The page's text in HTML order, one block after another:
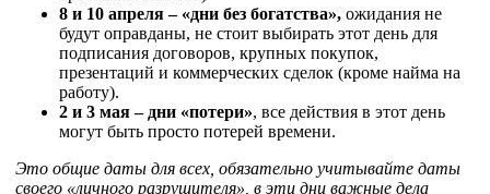
8 и 10 апреля – «дни без богатства», ожидания не
будут оправданы, не стоит выбирать этот день для
подписания договоров, крупных покупок,
презентаций и коммерческих сделок (кроме найма на
работу).
2 и 3 мая – дни «потери», все действия в этот день
могут быть просто потерей времени.
Это общие даты для всех, обязательно учитывайте даты
своего «личного разрушителя», в эти дни важные дела